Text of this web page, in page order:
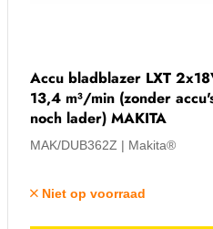
Accu bladblazer LXT
13,4 m³/min (zonder
noch lader) MAKITA
MAK/DUB362Z Makita®
Niet op voorraad